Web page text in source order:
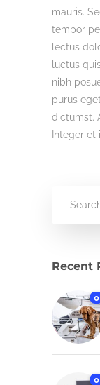
mauris.
tempor
lectus
luctus
nibh
purus
dictumst.
Integer et
Recent
0
0